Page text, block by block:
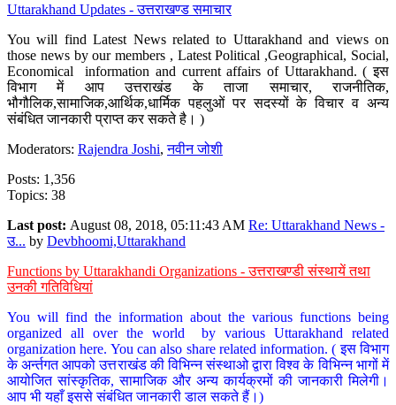
Uttarakhand Updates - उत्तराखण्ड समाचार
You will find Latest News related to Uttarakhand and views on
those news by our members , Latest Political ,Geographical, Social,
Economical information and current affairs of Uttarakhand. ( इस
विभाग में आप उत्तराखंड के ताजा समाचार, राजनीतिक,
भौगौलिक,सामाजिक,आर्थिक,धार्मिक पहलुओं पर सदस्यों के विचार व अन्य
संबंधित जानकारी प्राप्त कर सकते है। )
Moderators: Rajendra Joshi,नवीन जोशी
Posts: 1,356
Topics: 38
Last post: August 08, 2018, 05:11:43 AM Re: Uttarakhand News -
उ... by Devbhoomi,Uttarakhand
Functions by Uttarakhandi Organizations - उत्तराखण्डी संस्थायें तथा
उनकी गतिविधियां
You will find the information about the various functions being
organized all over the world by various Uttarakhand related
organization here. You can also share related information. ( इस विभाग
के अर्न्तगत आपको उत्तराखंड की विभिन्न संस्थाओ द्वारा विश्व के विभिन्न भागों में
आयोजित सांस्कृतिक, सामाजिक और अन्य कार्यक्रमों की जानकारी मिलेगी।
आप भी यहाँ इससे संबंधित जानकारी डाल सकते हैं।)